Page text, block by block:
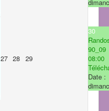
27 28 29
30
90_09
08:00
Date :